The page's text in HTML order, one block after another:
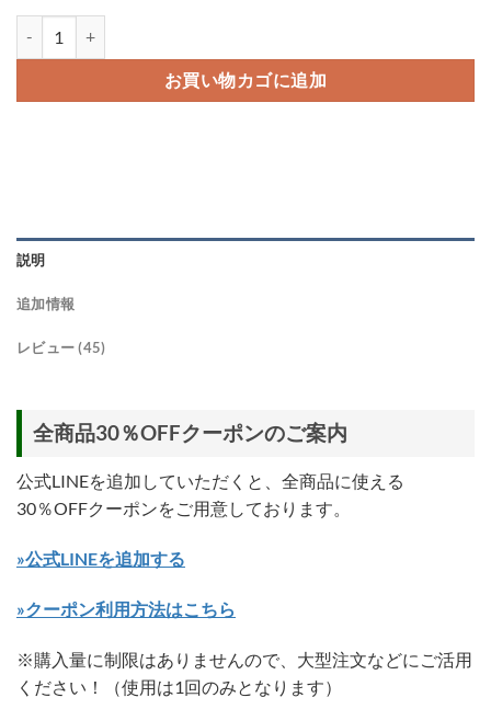
お買い物カゴに追加
説明
追加情報
レビュー (45)
全商品30％OFFクーポンのご案内
公式LINEを追加していただくと、全商品に使える
30％OFFクーポンをご用意しております。
»公式LINEを追加する
»クーポン利用方法はこちら
※購入量に制限はありませんので、大型注文などにご活用
ください！（使用は1回のみとなります）